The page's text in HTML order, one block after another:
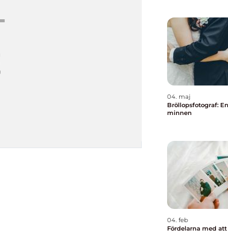
04. maj
Bröllopsfotograf:
minnen
04. feb
Fördelarna med